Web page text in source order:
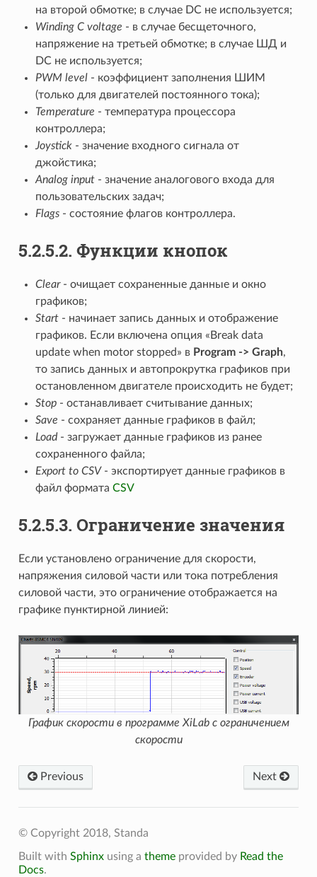
на второй обмотке; в случае DC не используется;
Winding C voltage - в случае бесщеточного,
напряжение на третьей обмотке; в случае ШД и
DC не используется;
PWM level- коэффициент заполнения ШИМ
(только для двигателей постоянного тока);
Temperature - температура процессора
контроллера;
Joystick- значение входного сигнала от
джойстика;
Analog input- значение аналогового входа для
пользовательских задач;
Flags- состояние флагов контроллера.
5.2.5.2. Функции кнопок
Clear- очищает сохраненные данные и окно
графиков;
Start- начинает запись данных и отображение
графиков. Если включена опция «Break data
update when motor stopped» в Program -> Graph,
то запись данных и автопрокрутка графиков при
остановленном двигателе происходить не будет;
Stop- останавливает считывание данных;
Save - сохраняет данные графиков в файл;
Load- загружает данные графиков из ранее
сохраненного файла;
Export to CSV- экспортирует данные графиков в
файл формата CSV
5.2.5.3. Ограничение значения
Если установлено ограничение для скорости,
напряжения силовой части или тока потребления
силовой части, это ограничение отображается на
графике пунктирной линией:
График скорости в программе XiLab с ограничением
скорости
Next
Previous
© Copyright 2018, Standa
Built with Sphinxusing a themeprovided by Read the
Docs.